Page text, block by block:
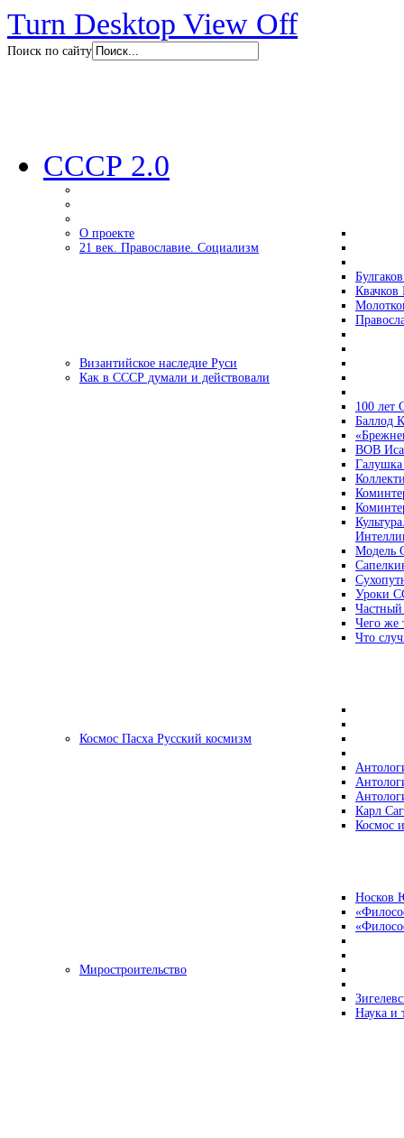
Turn Desktop View Off
Поиск по сайту
СССР 2.0
О проекте
21 век. Православие. Социализм
Византийское наследие Руси
Как в СССР думали и действовали
100 лет
Баллод
ВОВ
Модель
Уроки
Чего же
Что
Космос Пасха Русский космизм
Карл
Космос
Носков
Миростроительство
Наука и